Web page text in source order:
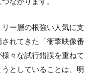
ー層の根強い人気に支
れてきた「衝撃映像番
々な試行錯誤を重ねて
うとしていることは、明